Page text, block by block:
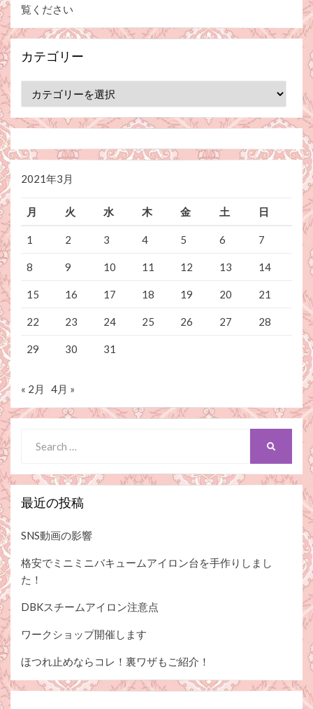
覧ください
カテゴリー
テ
ゴ
ー
2021年3月
月 火 水 木 金 土 日
1 2 3 4 5 6 7
8 9 10 11 12 13 14
15 16 17 18 19 20 21
22 23 24 25 26 27 28
29 30 31
« 2月 4月 »
for:
最近の投稿
SNS動画の影響
格安でミニミニバキュームアイロン台を手作りしまし
た！
DBKスチームアイロン注意点
ワークショップ開催します
ほつれ止めならコレ！裏ワザもご紹介！